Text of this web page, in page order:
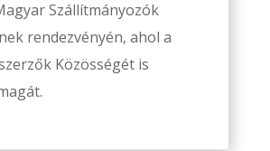
Szállítmányozók
rendezvényén, ahol a
Közösségét is